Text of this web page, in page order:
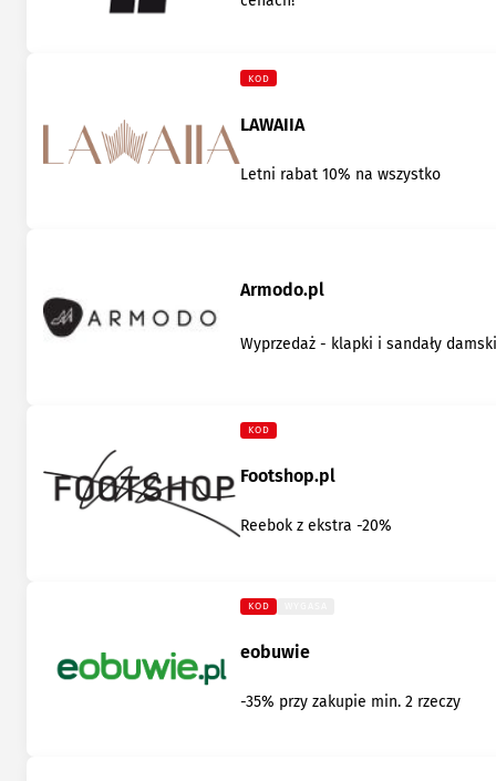
KOD
LAWAIIA
Letni rabat 10% na wszystko
Armodo.pl
Wyprzedaż - klapki i sandały
KOD
Footshop.pl
Reebok z ekstra -20%
KOD
eobuwie
-35% przy zakupie min. 2 rzeczy